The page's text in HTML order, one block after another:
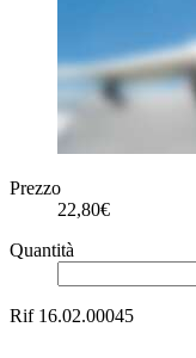
Prezzo
22,80€
Quantità
Rif 16.02.00045